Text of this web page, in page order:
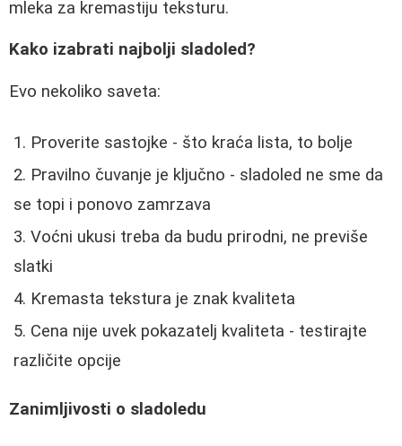
mleka za kremastiju teksturu.
Kako izabrati najbolji sladoled?
Evo nekoliko saveta:
Proverite sastojke - što kraća lista, to bolje
Pravilno čuvanje je ključno - sladoled ne sme da
se topi i ponovo zamrzava
Voćni ukusi treba da budu prirodni, ne previše
slatki
Kremasta tekstura je znak kvaliteta
Cena nije uvek pokazatelj kvaliteta - testirajte
različite opcije
Zanimljivosti o sladoledu